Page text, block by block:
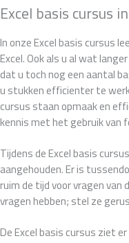
Excel basis cursus
In onze Excel basis cursus
Excel. Ook als u al wat
dat u toch nog een aantal
u stukken efficienter te
cursus staan opmaak en
kennis met het gebruik van
Tijdens de Excel basis
aangehouden. Er is
ruim de tijd voor vragen van
vragen hebben; stel ze
De Excel basis cursus ziet